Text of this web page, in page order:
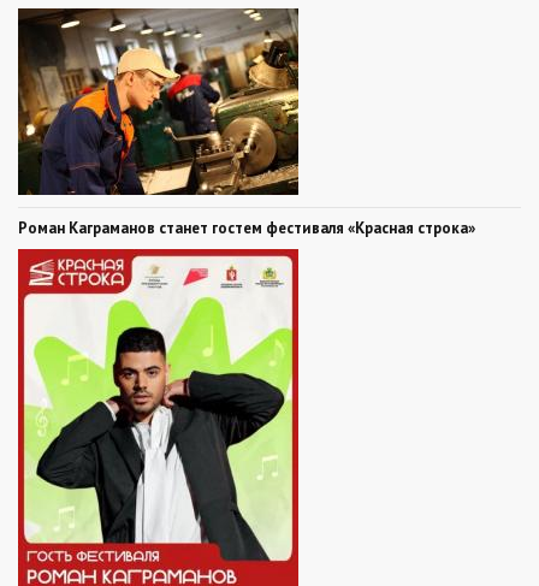
Роман Каграманов станет гостем фестиваля «Красная строка»